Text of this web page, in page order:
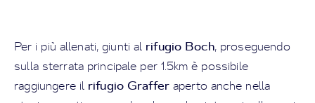
Per i più allenati, giunti al rifugio Boch, proseguendo
sulla sterrata principale per 1.5km è possibile
raggiungere il rifugio Graffer aperto anche nella